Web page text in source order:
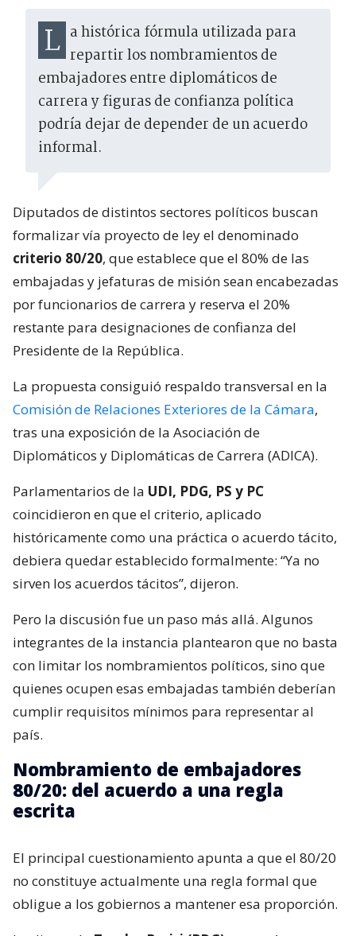
La histórica fórmula utilizada para repartir los nombramientos de
embajadores entre diplomáticos de
carrera y figuras de confianza política
podría dejar de depender de un acuerdo
informal.
Diputados de distintos sectores políticos buscan
formalizar vía proyecto de ley el denominado
criterio 80/20, que establece que el 80% de las
embajadas y jefaturas de misión sean encabezadas
por funcionarios de carrera y reserva el 20%
restante para designaciones de confianza del
Presidente de la República.
La propuesta consiguió respaldo transversal en la
Comisión de Relaciones Exteriores de la Cámara,
tras una exposición de la Asociación de
Diplomáticos y Diplomáticas de Carrera (ADICA).
Parlamentarios de la UDI, PDG, PS y PC
coincidieron en que el criterio, aplicado
históricamente como una práctica o acuerdo tácito,
debiera quedar establecido formalmente: “Ya no
sirven los acuerdos tácitos”, dijeron.
Pero la discusión fue un paso más allá. Algunos
integrantes de la instancia plantearon que no basta
con limitar los nombramientos políticos, sino que
quienes ocupen esas embajadas también deberían
cumplir requisitos mínimos para representar al
país.
Nombramiento de embajadores
80/20: del acuerdo a una regla
escrita
El principal cuestionamiento apunta a que el 80/20
no constituye actualmente una regla formal que
obligue a los gobiernos a mantener esa proporción.